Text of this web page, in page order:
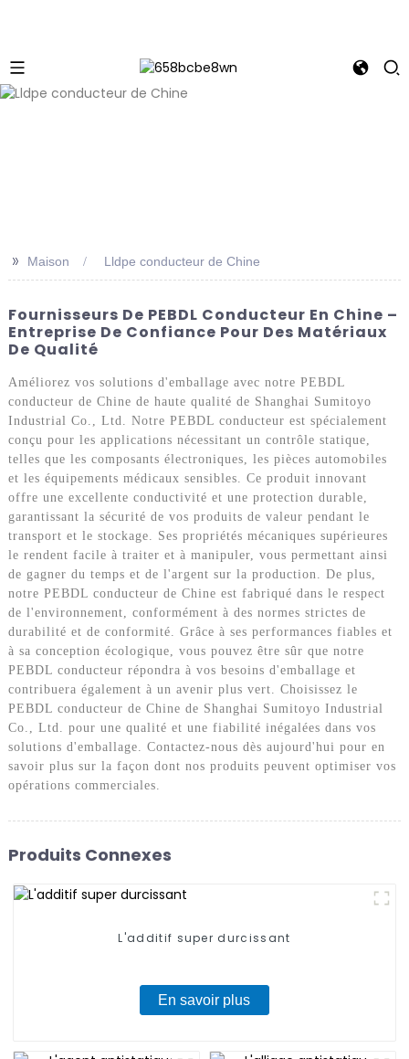
>> Maison Lldpe conducteur de Chine
Fournisseurs De PEBDL Conducteur En Chine –
Entreprise De Confiance Pour Des Matériaux
De Qualité
Améliorez vos solutions d'emballage avec notre PEBDL
conducteur de Chine de haute qualité de Shanghai Sumitoyo
Industrial Co., Ltd. Notre PEBDL conducteur est spécialement
conçu pour les applications nécessitant un contrôle statique,
telles que les composants électroniques, les pièces automobiles
et les équipements médicaux sensibles. Ce produit innovant
offre une excellente conductivité et une protection durable,
garantissant la sécurité de vos produits de valeur pendant le
transport et le stockage. Ses propriétés mécaniques supérieures
le rendent facile à traiter et à manipuler, vous permettant ainsi
de gagner du temps et de l'argent sur la production. De plus,
notre PEBDL conducteur de Chine est fabriqué dans le respect
de l'environnement, conformément à des normes strictes de
durabilité et de conformité. Grâce à ses performances fiables et
à sa conception écologique, vous pouvez être sûr que notre
PEBDL conducteur répondra à vos besoins d'emballage et
contribuera également à un avenir plus vert. Choisissez le
PEBDL conducteur de Chine de Shanghai Sumitoyo Industrial
Co., Ltd. pour une qualité et une fiabilité inégalées dans vos
solutions d'emballage. Contactez-nous dès aujourd'hui pour en
savoir plus sur la façon dont nos produits peuvent optimiser vos
opérations commerciales.
Produits Connexes
L'additif super durcissant
En savoir plus